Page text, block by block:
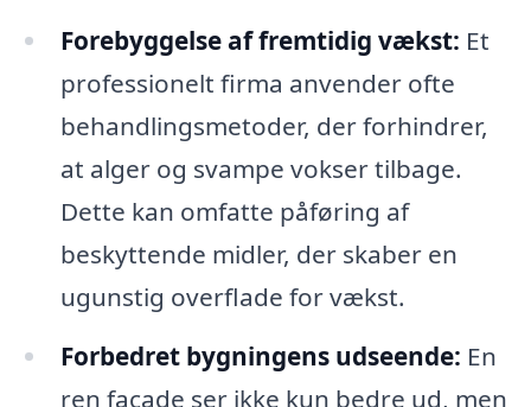
Forebyggelse af fremtidig vækst: Et
professionelt firma anvender ofte
behandlingsmetoder, der forhindrer,
at alger og svampe vokser tilbage.
Dette kan omfatte påføring af
beskyttende midler, der skaber en
ugunstig overflade for vækst.
Forbedret bygningens udseende: En
ren facade ser ikke kun bedre ud, men